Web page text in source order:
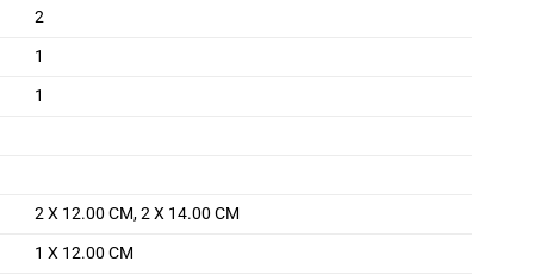
2
1
1
2 X 12.00 CM, 2 X 14.00 CM
1 X 12.00 CM